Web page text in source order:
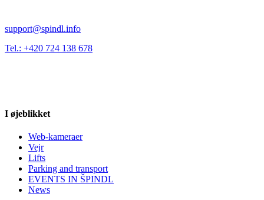
support@spindl.info
Tel.: +420 724 138 678
I øjeblikket
Web-kameraer
Vejr
Lifts
Parking and transport
EVENTS IN ŠPINDL
News